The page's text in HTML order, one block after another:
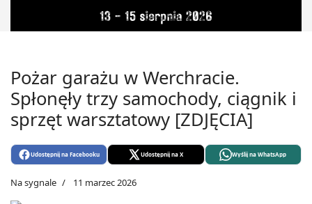
Pożar garażu w Werchracie.
Spłonęły trzy samochody, ciągnik i
sprzęt warsztatowy [ZDJĘCIA]
Udostępnij na Facebooku Udostępnij na X Wyślij na WhatsApp
Na sygnale 11 marzec 2026